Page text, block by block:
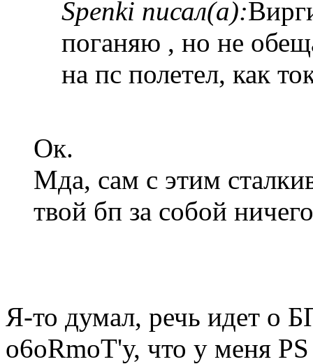
Spenki писал(а):
поганяю , но не
на пс полетел, как
Ок.
Мда, сам с этим
твой бп за собой
Я-то думал, речь идет о
o6oRmoT'у, что у меня